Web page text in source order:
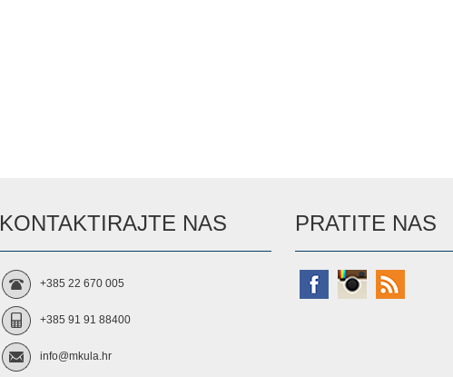
KONTAKTIRAJTE NAS
+385 22 670 005
+385 91 91 88400
info@mkula.hr
PRATITE NAS